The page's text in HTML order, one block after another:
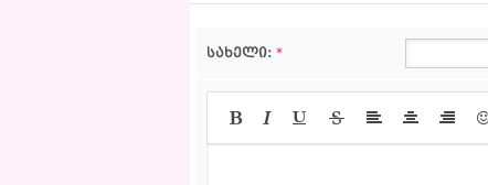
სახელი: *